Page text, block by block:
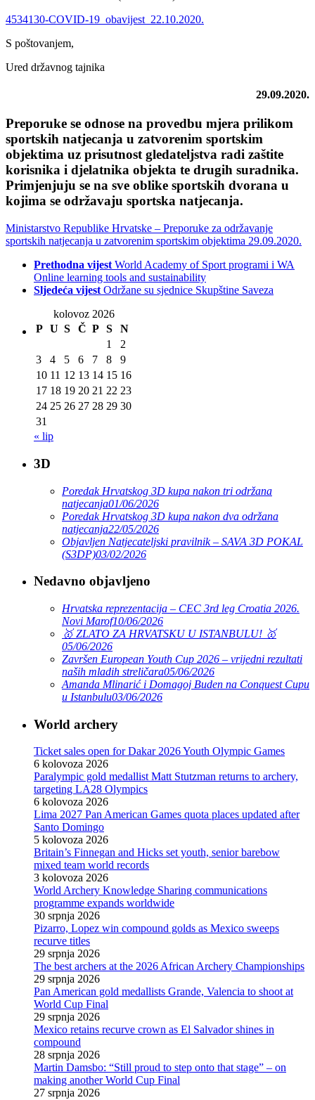
4534130-COVID-19_obavijest_22.10.2020.
S poštovanjem,
Ured državnog tajnika
29.09.2020.
Preporuke se odnose na provedbu mjera prilikom
sportskih natjecanja u zatvorenim sportskim
objektima uz prisutnost gledateljstva radi zaštite
korisnika i djelatnika objekta te drugih suradnika.
Primjenjuju se na sve oblike sportskih dvorana u
kojima se održavaju sportska natjecanja.
Ministarstvo Republike Hrvatske – Preporuke za održavanje
sportskih natjecanja u zatvorenim sportskim objektima 29.09.2020.
Prethodna vijest World Academy of Sport programi i WA
Online learning tools and sustainability
Sljedeća vijest Održane su sjednice Skupštine Saveza
kolovoz 2026
P U S Č P S
N
1
2
3
4 5 6 7 8
9
10 11 12 13 14 15 16
17 18 19 20 21 22 23
24 25 26 27 28 29 30
31
« lip
3D
Poredak Hrvatskog 3D kupa nakon tri održana
natjecanja01/06/2026
Poredak Hrvatskog 3D kupa nakon dva održana
natjecanja22/05/2026
Objavljen Natjecateljski pravilnik – SAVA 3D POKAL
(S3DP)03/02/2026
Nedavno objavljeno
Hrvatska reprezentacija – CEC 3rd leg Croatia 2026.
Novi Marof10/06/2026
🥇 ZLATO ZA HRVATSKU U ISTANBULU! 🥇
05/06/2026
Završen European Youth Cup 2026 – vrijedni rezultati
naših mladih streličara05/06/2026
Amanda Mlinarić i Domagoj Buden na Conquest Cupu
u Istanbulu03/06/2026
World archery
Ticket sales open for Dakar 2026 Youth Olympic Games
6 kolovoza 2026
Paralympic gold medallist Matt Stutzman returns to archery,
targeting LA28 Olympics
6 kolovoza 2026
Lima 2027 Pan American Games quota places updated after
Santo Domingo
5 kolovoza 2026
Britain’s Finnegan and Hicks set youth, senior barebow
mixed team world records
3 kolovoza 2026
World Archery Knowledge Sharing communications
programme expands worldwide
30 srpnja 2026
Pizarro, Lopez win compound golds as Mexico sweeps
recurve titles
29 srpnja 2026
The best archers at the 2026 African Archery Championships
29 srpnja 2026
Pan American gold medallists Grande, Valencia to shoot at
World Cup Final
29 srpnja 2026
Mexico retains recurve crown as El Salvador shines in
compound
28 srpnja 2026
Martin Damsbo: “Still proud to step onto that stage” – on
making another World Cup Final
27 srpnja 2026